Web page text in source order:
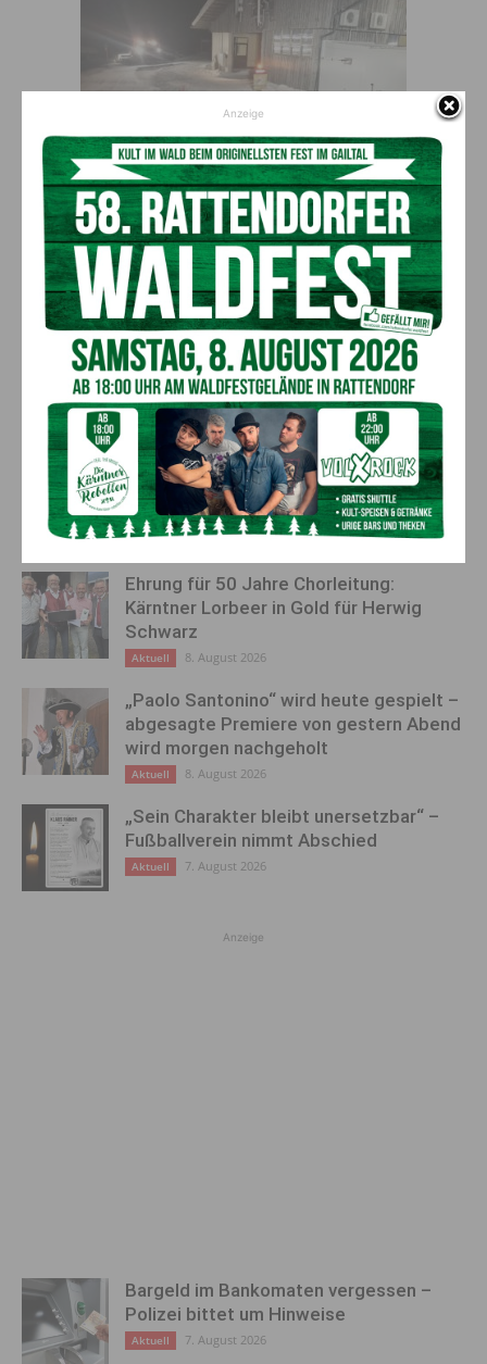
Am 10.Dezember 2019 übersah am Nassfeld ein
italienischer Staatsbürger das gespannte Seil einer
Pistenraupe
Vorheriger Artikel
ADABEI beim Hermagorer
Fasching “LEI HER”
Nächster Artikel
Skikollision am Nassfeld
AKTUELLES
Ehrung für 50 Jahre Chorleitung:
Kärntner Lorbeer in Gold für Herwig
Schwarz
Aktuell 8. August 2026
„Paolo Santonino“ wird heute gespielt –
abgesagte Premiere von gestern Abend
wird morgen nachgeholt
Aktuell 8. August 2026
„Sein Charakter bleibt unersetzbar“ –
Fußballverein nimmt Abschied
Aktuell 7. August 2026
Anzeige
Bargeld im Bankomaten vergessen –
Polizei bittet um Hinweise
Aktuell 7. August 2026
Anzeige